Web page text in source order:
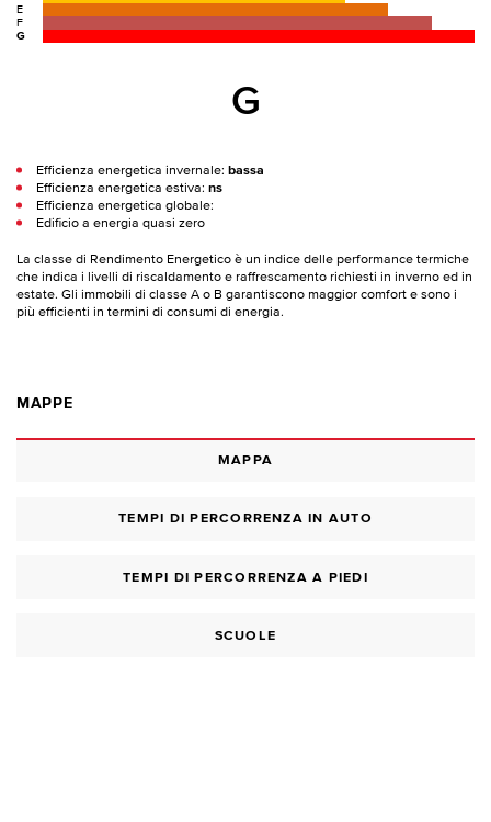
E
F
G
G
Efficienza energetica invernale: bassa
Efficienza energetica estiva: ns
Efficienza energetica globale:
Edificio a energia quasi zero
La classe di Rendimento Energetico è un indice delle performance termiche
che indica i livelli di riscaldamento e raffrescamento richiesti in inverno ed in
estate. Gli immobili di classe A o B garantiscono maggior comfort e sono i
più efficienti in termini di consumi di energia.
MAPPE
MAPPA
TEMPI DI PERCORRENZA IN AUTO
TEMPI DI PERCORRENZA A PIEDI
SCUOLE